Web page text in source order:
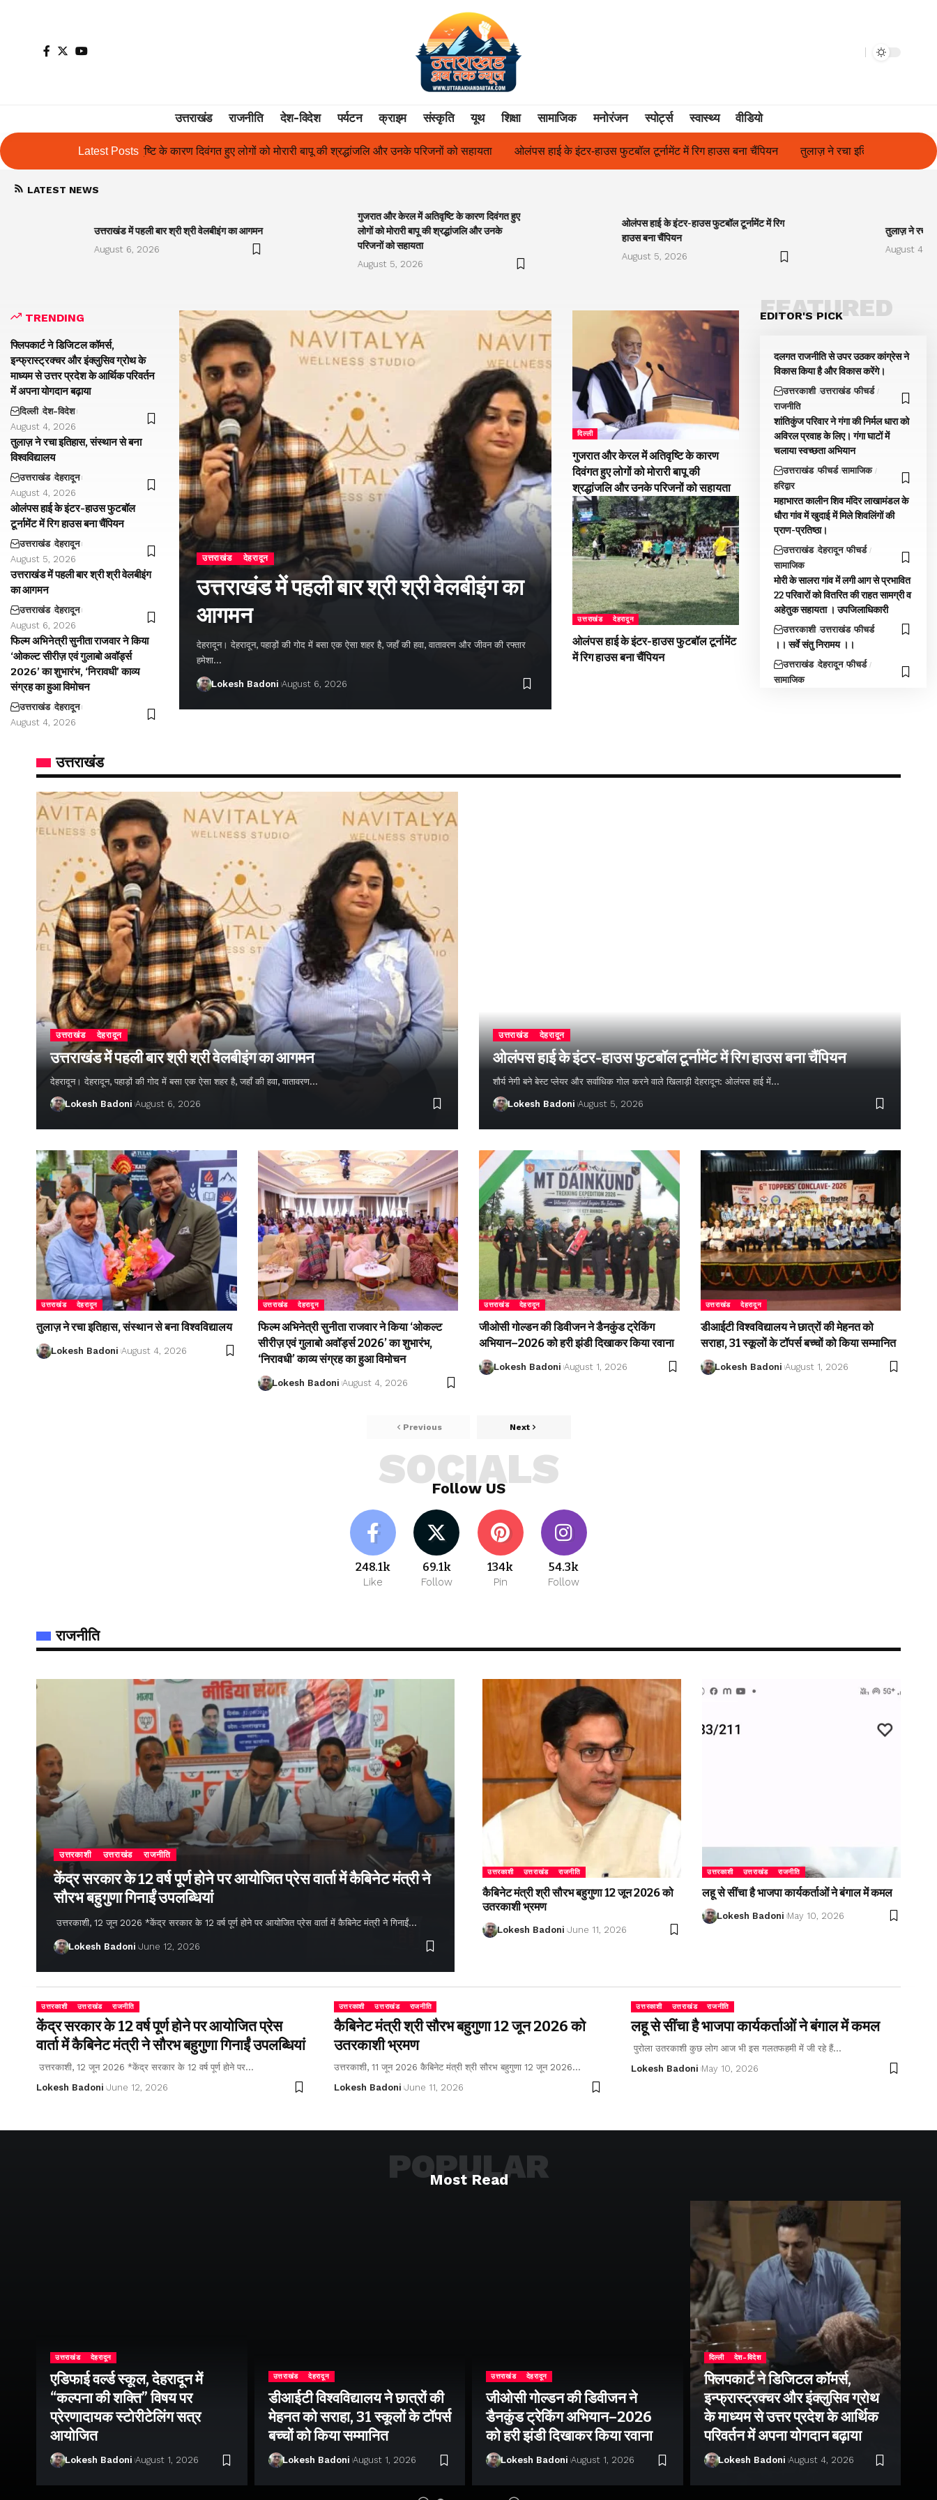
उत्तराखंड राजनीति देश-विदेश पर्यटन क्राइम संस्कृति यूथ शिक्षा सामाजिक मनोरंजन स्पोर्ट्स स्वास्थ्य वीडियो
Latest Posts
के कारण दिवंगत हुए लोगों को मोरारी बापू की श्रद्धांजलि और उनके परिजनों को सहायता ओलंपस हाई के इंटर-हाउस फुटबॉल टूर्नामेंट में रिग हाउस बना चैंपियन तुलाज़ ने रचा इतिहास, संस्थान से बना विश्वविद्यालय फिल्म
LATEST NEWS
उत्तराखंड में पहली बार श्री श्री वेलबीइंग का आगमन
August 6, 2026
गुजरात और केरल में अतिवृष्टि के कारण दिवंगत हुए
लोगों को मोरारी बापू की श्रद्धांजलि और उनके
परिजनों को सहायता
August 5, 2026
ओलंपस हाई के इंटर-हाउस फुटबॉल टूर्नामेंट में रिग
हाउस बना चैंपियन
August 5, 2026
तुलाज़ ने रचा
August 4,
TRENDING
फ्लिपकार्ट ने डिजिटल कॉमर्स,
इन्फ्रास्ट्रक्चर और इंक्लुसिव ग्रोथ के
माध्यम से उत्तर प्रदेश के आर्थिक परिवर्तन
में अपना योगदान बढ़ाया
दिल्ली देश-विदेश
August 4, 2026
तुलाज़ ने रचा इतिहास, संस्थान से बना
विश्वविद्यालय
उत्तराखंड देहरादून
August 4, 2026
ओलंपस हाई के इंटर-हाउस फुटबॉल
टूर्नामेंट में रिग हाउस बना चैंपियन
उत्तराखंड देहरादून
August 5, 2026
उत्तराखंड में पहली बार श्री श्री वेलबीइंग
का आगमन
उत्तराखंड देहरादून
August 6, 2026
फिल्म अभिनेत्री सुनीता राजवार ने किया
‘ओकल्ट सीरीज़ एवं गुलाबो अवॉर्ड्स
2026’ का शुभारंभ, ‘निरावधी’ काव्य
संग्रह का हुआ विमोचन
उत्तराखंड देहरादून
August 4, 2026
उत्तराखंड देहरादून
उत्तराखंड में पहली बार श्री श्री वेलबीइंग का
आगमन
देहरादून। देहरादून, पहाड़ों की गोद में बसा एक ऐसा शहर है, जहाँ की हवा, वातावरण और जीवन की रफ्तार
हमेशा…
Lokesh Badoni August 6, 2026
दिल्ली
गुजरात और केरल में अतिवृष्टि के कारण
दिवंगत हुए लोगों को मोरारी बापू की
श्रद्धांजलि और उनके परिजनों को सहायता
उत्तराखंड देहरादून
ओलंपस हाई के इंटर-हाउस फुटबॉल टूर्नामेंट
में रिग हाउस बना चैंपियन
EDITOR'S PICK
FEATURED
दलगत राजनीति से उपर उठकर कांग्रेस ने
विकास किया है और विकास करेंगे।
उत्तरकाशी उत्तराखंड फीचर्ड
राजनीति
शांतिकुंज परिवार ने गंगा की निर्मल धारा को
अविरल प्रवाह के लिए। गंगा घाटों में
चलाया स्वच्छता अभियान
उत्तराखंड फीचर्ड सामाजिक
हरिद्वार
महाभारत कालीन शिव मंदिर लाखामंडल के
धौरा गांव में खुदाई में मिले शिवलिंगों की
प्राण-प्रतिष्ठा।
उत्तराखंड देहरादून फीचर्ड
सामाजिक
मोरी के सालरा गांव में लगी आग से प्रभावित
22 परिवारों को वितरित की राहत सामग्री व
अहेतुक सहायता । उपजिलाधिकारी
उत्तरकाशी उत्तराखंड फीचर्ड
।। सर्वे संतु निरामय ।।
उत्तराखंड देहरादून फीचर्ड
सामाजिक
उत्तराखंड
उत्तराखंड देहरादून
उत्तराखंड में पहली बार श्री श्री वेलबीइंग का आगमन
देहरादून। देहरादून, पहाड़ों की गोद में बसा एक ऐसा शहर है, जहाँ की हवा, वातावरण…
Lokesh Badoni August 6, 2026
उत्तराखंड देहरादून
ओलंपस हाई के इंटर-हाउस फुटबॉल टूर्नामेंट में रिग हाउस बना चैंपियन
शौर्य नेगी बने बेस्ट प्लेयर और सर्वाधिक गोल करने वाले खिलाड़ी देहरादून: ओलंपस हाई में…
Lokesh Badoni August 5, 2026
उत्तराखंड देहरादून
तुलाज़ ने रचा इतिहास, संस्थान से बना विश्वविद्यालय
Lokesh Badoni August 4, 2026
उत्तराखंड देहरादून
फिल्म अभिनेत्री सुनीता राजवार ने किया ‘ओकल्ट
सीरीज़ एवं गुलाबो अवॉर्ड्स 2026’ का शुभारंभ,
‘निरावधी’ काव्य संग्रह का हुआ विमोचन
Lokesh Badoni August 4, 2026
उत्तराखंड देहरादून
जीओसी गोल्डन की डिवीजन ने डैनकुंड ट्रेकिंग
अभियान–2026 को हरी झंडी दिखाकर किया रवाना
Lokesh Badoni August 1, 2026
उत्तराखंड देहरादून
डीआईटी विश्वविद्यालय ने छात्रों की मेहनत को
सराहा, 31 स्कूलों के टॉपर्स बच्चों को किया सम्मानित
Lokesh Badoni August 1, 2026
Previous Next
Follow US
SOCIALS
248.1k
Like
69.1k
Follow
134k
Pin
54.3k
Follow
राजनीति
उत्तरकाशी उत्तराखंड राजनीति
केंद्र सरकार के 12 वर्ष पूर्ण होने पर आयोजित प्रेस वार्ता में कैबिनेट मंत्री ने
सौरभ बहुगुणा गिनाईं उपलब्धियां
उत्तरकाशी, 12 जून 2026 *केंद्र सरकार के 12 वर्ष पूर्ण होने पर आयोजित प्रेस वार्ता में कैबिनेट मंत्री ने गिनाईं…
Lokesh Badoni June 12, 2026
उत्तरकाशी उत्तराखंड राजनीति
कैबिनेट मंत्री श्री सौरभ बहुगुणा 12 जून 2026 को
उतरकाशी भ्रमण
Lokesh Badoni June 11, 2026
उत्तरकाशी उत्तराखंड राजनीति
लहू से सींचा है भाजपा कार्यकर्ताओं ने बंगाल में कमल
Lokesh Badoni May 10, 2026
उत्तरकाशी उत्तराखंड राजनीति
केंद्र सरकार के 12 वर्ष पूर्ण होने पर आयोजित प्रेस
वार्ता में कैबिनेट मंत्री ने सौरभ बहुगुणा गिनाईं उपलब्धियां
उत्तरकाशी, 12 जून 2026 *केंद्र सरकार के 12 वर्ष पूर्ण होने पर…
Lokesh Badoni June 12, 2026
उत्तरकाशी उत्तराखंड राजनीति
कैबिनेट मंत्री श्री सौरभ बहुगुणा 12 जून 2026 को
उतरकाशी भ्रमण
उत्तरकाशी, 11 जून 2026 कैबिनेट मंत्री श्री सौरभ बहुगुणा 12 जून 2026…
Lokesh Badoni June 11, 2026
उत्तरकाशी उत्तराखंड राजनीति
लहू से सींचा है भाजपा कार्यकर्ताओं ने बंगाल में कमल
पुरोला उतरकाशी कुछ लोग आज भी इस गलतफहमी में जी रहे हैं…
Lokesh Badoni May 10, 2026
Most Read
POPULAR
उत्तराखंड देहरादून
एडिफाई वर्ल्ड स्कूल, देहरादून में
“कल्पना की शक्ति” विषय पर
प्रेरणादायक स्टोरीटेलिंग सत्र
आयोजित
Lokesh Badoni August 1, 2026
उत्तराखंड देहरादून
डीआईटी विश्वविद्यालय ने छात्रों की
मेहनत को सराहा, 31 स्कूलों के टॉपर्स
बच्चों को किया सम्मानित
Lokesh Badoni August 1, 2026
उत्तराखंड देहरादून
जीओसी गोल्डन की डिवीजन ने
डैनकुंड ट्रेकिंग अभियान–2026
को हरी झंडी दिखाकर किया रवाना
Lokesh Badoni August 1, 2026
दिल्ली देश-विदेश
फ्लिपकार्ट ने डिजिटल कॉमर्स,
इन्फ्रास्ट्रक्चर और इंक्लुसिव ग्रोथ
के माध्यम से उत्तर प्रदेश के आर्थिक
परिवर्तन में अपना योगदान बढ़ाया
Lokesh Badoni August 4, 2026